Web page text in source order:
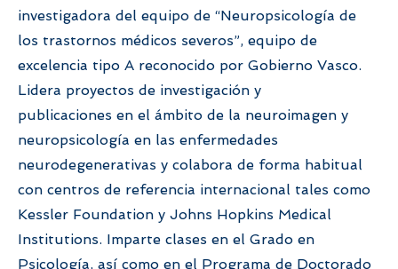
investigadora del equipo de “Neuropsicología de
los trastornos médicos severos”, equipo de
excelencia tipo A reconocido por Gobierno Vasco.
Lidera proyectos de investigación y
publicaciones en el ámbito de la neuroimagen y
neuropsicología en las enfermedades
neurodegenerativas y colabora de forma habitual
con centros de referencia internacional tales como
Kessler Foundation y Johns Hopkins Medical
Institutions. Imparte clases en el Grado en
Psicología, así como en el Programa de Doctorado